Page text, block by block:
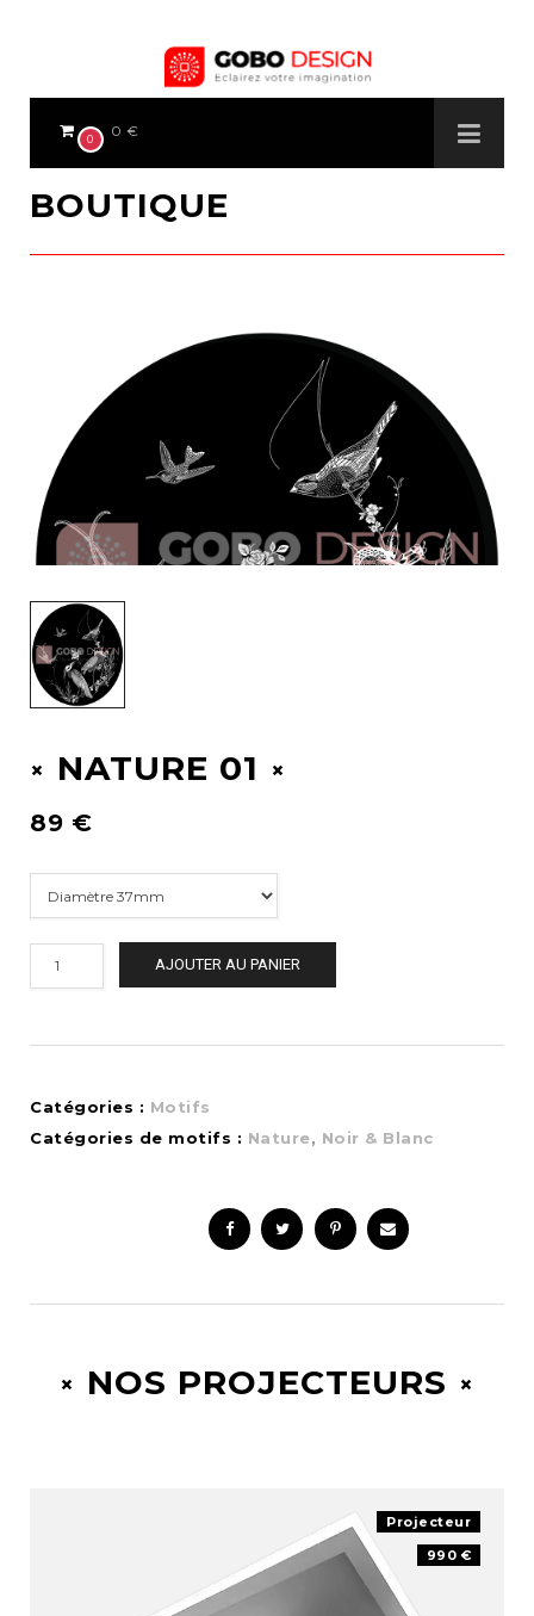
0 0 €
BOUTIQUE
NATURE 01
89 €
AJOUTER AU PANIER
Catégories : Motifs
Catégories de motifs : Nature, Noir & Blanc
NOS PROJECTEURS
Projecteur
990 €